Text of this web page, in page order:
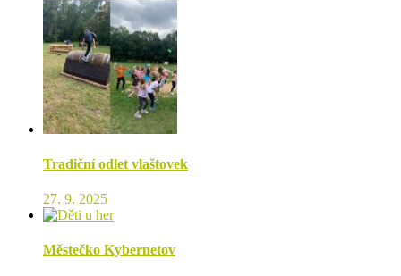
Tradiční odlet vlaštovek
27. 9. 2025
Městečko Kybernetov